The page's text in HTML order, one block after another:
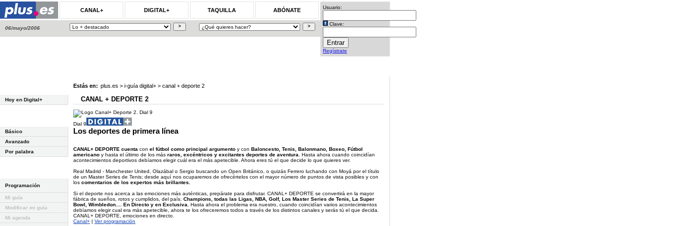
CANAL+ DIGITAL+ TAQUILLA ABÓNATE
06/mayo/2006
Usuario:
Clave:
Regístrate
Hoy en Digital+
Básico
Avanzado
Por palabra
Programación
Mi guía
Modificar mi guía
Mi agenda
Estás en: plus.es > i-guía digital+ > canal + deporte 2
CANAL + DEPORTE 2
Dial 9
Los deportes de primera línea
CANAL+ DEPORTE cuenta con el fútbol como principal argumento y con Baloncesto, Tenis, Balonmano, Boxeo, Fútbol
americano y hasta el último de los más raros, excéntricos y excitantes deportes de aventura . Hasta ahora cuando coincidían
acontecimientos deportivos debíamos elegir cuál era el más apetecible. Ahora eres tú el que decide lo que quieres ver.
Real Madrid - Manchester United, Olazábal o Sergio buscando un Open Británico, o quizás Ferrero luchando con Moyá por el título
de un Master Series de Tenis; desde aquí nos ocuparemos de ofrecértelos con el mayor número de puntos de vista posibles y con
los comentarios de los expertos más brillantes.
Si el deporte nos acerca a las emociones más auténticas, prepárate para disfrutar. CANAL+ DEPORTE se convertirá en la mayor
fábrica de sueños, rotos y cumplidos, del país. Champions, todas las Ligas, NBA, Golf, Los Master Series de Tenis, La Super
Bowl, Wimbledon.... En Directo y en Exclusiva. Hasta ahora el problema era nuestro, cuando coincidían varios acontecimientos
debíamos elegir cual era más apetecible, ahora te los ofreceremos todos a través de los distintos canales y serás tú el que decida.
CANAL+ DEPORTE, emociones en directo.
Canal+ | Ver programación